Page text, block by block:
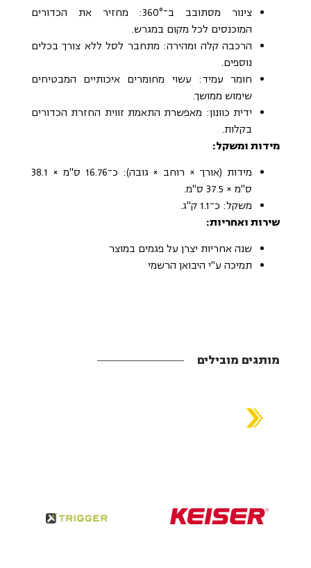
צינור מסתובב ב־360°: מחזיר את הכדורים
המוכנסים לכל מקום במגרש.
הרכבה קלה ומהירה: מתחבר לסל ללא צורך בכלים
נוספים.
חומר עמיד: עשוי מחומרים איכותיים המבטיחים
שימוש ממושך.
ידית כוונון: מאפשרת התאמת זווית החזרת הכדורים
בקלות.
מידות ומשקל:
מידות (אורך × רוחב × גובה): כ־16.76 ס"מ × 38.1
ס"מ × 37.5 ס"מ.
משקל: כ־1.1 ק"ג.
שירות ואחריות:
שנה אחריות יצרן על פגמים במוצר
תמיכה ע"י היבואן הרשמי
מותגים מובילים